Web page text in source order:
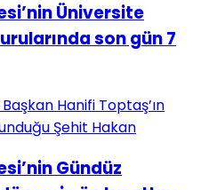
Üniversite
son gün 7
Gündüz